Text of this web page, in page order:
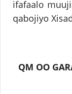
ifafaalo
qabojiyo
QM OO